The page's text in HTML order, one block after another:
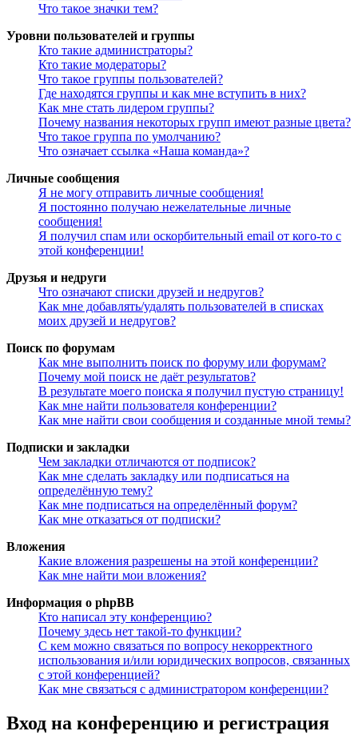
Что такое значки тем?
Уровни пользователей и группы
Кто такие администраторы?
Кто такие модераторы?
Что такое группы пользователей?
Где находятся группы и как мне вступить в них?
Как мне стать лидером группы?
Почему названия некоторых групп имеют разные цвета?
Что такое группа по умолчанию?
Что означает ссылка «Наша команда»?
Личные сообщения
Я не могу отправить личные сообщения!
Я постоянно получаю нежелательные личные
сообщения!
Я получил спам или оскорбительный email от кого-то с
этой конференции!
Друзья и недруги
Что означают списки друзей и недругов?
Как мне добавлять/удалять пользователей в списках
моих друзей и недругов?
Поиск по форумам
Как мне выполнить поиск по форуму или форумам?
Почему мой поиск не даёт результатов?
В результате моего поиска я получил пустую страницу!
Как мне найти пользователя конференции?
Как мне найти свои сообщения и созданные мной темы?
Подписки и закладки
Чем закладки отличаются от подписок?
Как мне сделать закладку или подписаться на
определённую тему?
Как мне подписаться на определённый форум?
Как мне отказаться от подписки?
Вложения
Какие вложения разрешены на этой конференции?
Как мне найти мои вложения?
Информация о phpBB
Кто написал эту конференцию?
Почему здесь нет такой-то функции?
С кем можно связаться по вопросу некорректного
использования и/или юридических вопросов, связанных
с этой конференцией?
Как мне связаться с администратором конференции?
Вход на конференцию и регистрация